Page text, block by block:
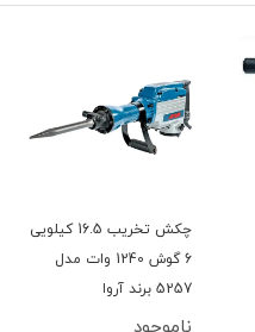
چکش تخریب 16.5 کیلویی
6 گوش 1240 وات مدل
5257 برند آروا